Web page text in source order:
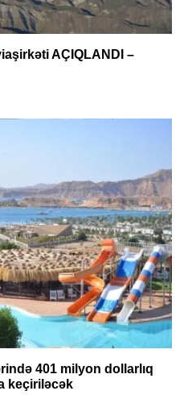
AÇIQLANDI –
401 milyon dollarlıq
keçiriləcək